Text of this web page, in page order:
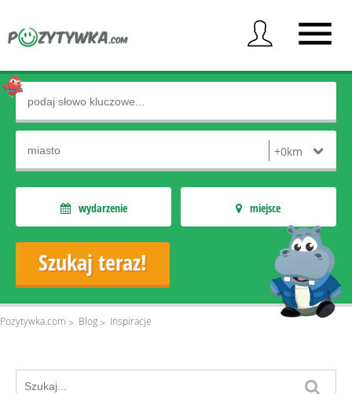
wydarzenie miejsce
Pozytywka.com Blog Inspiracje